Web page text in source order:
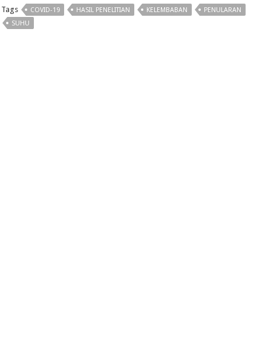
Tags COVID-19 HASIL PENELITIAN KELEMBABAN
PENULARAN
SUHU